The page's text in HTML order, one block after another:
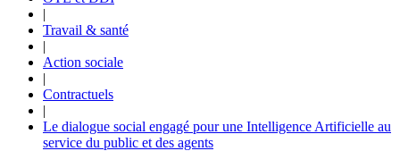
|
Travail & santé
|
Action sociale
|
Contractuels
|
Le dialogue social engagé pour une Intelligence Artificielle au
service du public et des agents